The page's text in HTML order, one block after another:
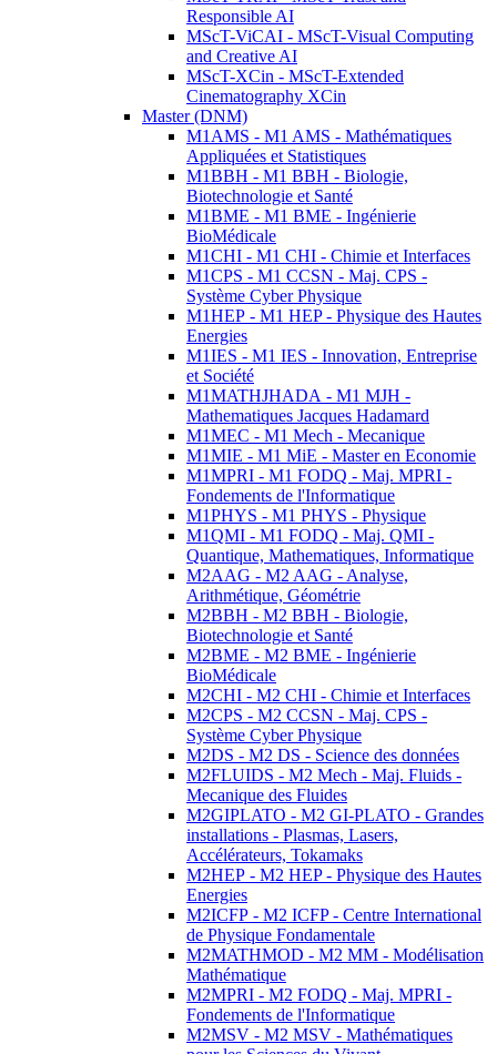
Responsible AI
MScT-ViCAI - MScT-Visual Computing
and Creative AI
MScT-XCin - MScT-Extended
Cinematography XCin
Master (DNM)
M1AMS - M1 AMS - Mathématiques
Appliquées et Statistiques
M1BBH - M1 BBH - Biologie,
Biotechnologie et Santé
M1BME - M1 BME - Ingénierie
BioMédicale
M1CHI - M1 CHI - Chimie et Interfaces
M1CPS - M1 CCSN - Maj. CPS -
Système Cyber Physique
M1HEP - M1 HEP - Physique des Hautes
Energies
M1IES - M1 IES - Innovation, Entreprise
et Société
M1MATHJHADA - M1 MJH -
Mathematiques Jacques Hadamard
M1MEC - M1 Mech - Mecanique
M1MIE - M1 MiE - Master en Economie
M1MPRI - M1 FODQ - Maj. MPRI -
Fondements de l'Informatique
M1PHYS - M1 PHYS - Physique
M1QMI - M1 FODQ - Maj. QMI -
Quantique, Mathematiques, Informatique
M2AAG - M2 AAG - Analyse,
Arithmétique, Géométrie
M2BBH - M2 BBH - Biologie,
Biotechnologie et Santé
M2BME - M2 BME - Ingénierie
BioMédicale
M2CHI - M2 CHI - Chimie et Interfaces
M2CPS - M2 CCSN - Maj. CPS -
Système Cyber Physique
M2DS - M2 DS - Science des données
M2FLUIDS - M2 Mech - Maj. Fluids -
Mecanique des Fluides
M2GIPLATO - M2 GI-PLATO - Grandes
installations - Plasmas, Lasers,
Accélérateurs, Tokamaks
M2HEP - M2 HEP - Physique des Hautes
Energies
M2ICFP - M2 ICFP - Centre International
de Physique Fondamentale
M2MATHMOD - M2 MM - Modélisation
Mathématique
M2MPRI - M2 FODQ - Maj. MPRI -
Fondements de l'Informatique
M2MSV - M2 MSV - Mathématiques